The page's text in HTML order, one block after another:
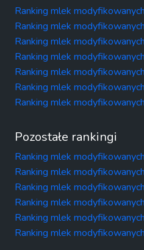
Ranking mlek
Ranking mlek
Ranking mlek
Ranking mlek
Ranking mlek
Ranking mlek
Ranking mlek
Pozostałe rankingi
Ranking mlek
Ranking mlek
Ranking mlek
Ranking mlek
Ranking mlek
Ranking mlek